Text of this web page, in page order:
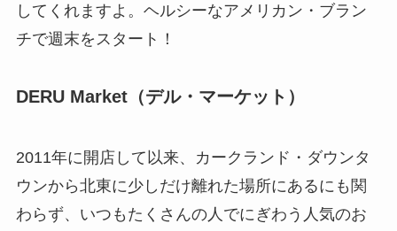
してくれますよ。ヘルシーなアメリカン・ブラン
チで週末をスタート！
DERU Market（デル・マーケット）
2011年に開店して以来、カークランド・ダウンタ
ウンから北東に少しだけ離れた場所にあるにも関
わらず、いつもたくさんの人でにぎわう人気のお